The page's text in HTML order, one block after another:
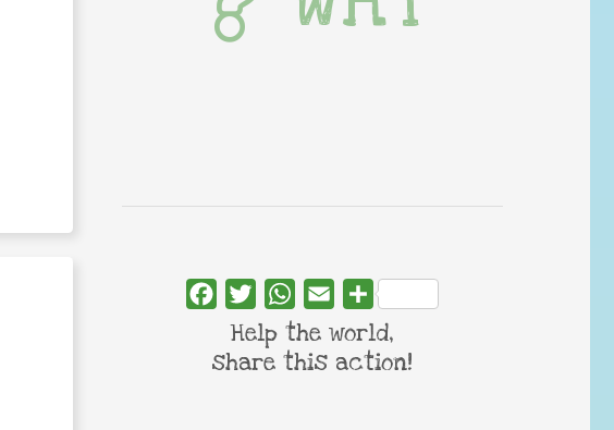
FacebookTwitterWhatsApp
Email Share
Help the world,
share this action!